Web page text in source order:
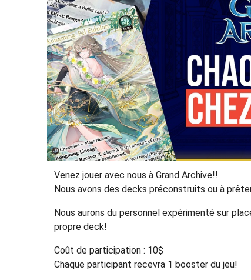
Venez jouer avec nous à Grand Archive!!
Nous avons des decks préconstruits ou à
Nous aurons du personnel expérimenté sur
propre deck!
Coût de participation : 10$
Chaque participant recevra 1 booster du jeu!